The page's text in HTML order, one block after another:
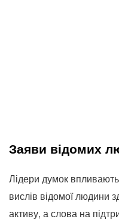
Заяви відомих
Лідери думок
вислів відомої людини
активу, а слова на